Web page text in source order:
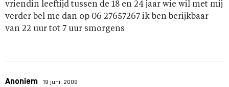
vriendin leeftijd tussen de 18 en 24 jaar wie wil met mij
verder bel me dan op 06 27657267 ik ben berijkbaar
van 22 uur tot 7 uur smorgens
Anoniem 19 juni, 2009